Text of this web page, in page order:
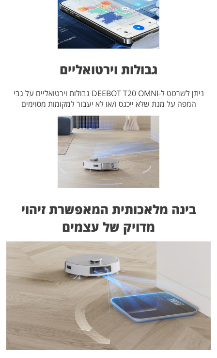
גבולות וירטואליים
ניתן לשרטט ל-DEEBOT T20 OMNI גבולות וירטואליים על גבי
המפה על מנת שלא ייכנס ו/או לא יעבור למקומות מסוימים
בינה מלאכותית המאפשרת זיהוי
מדויק של עצמים